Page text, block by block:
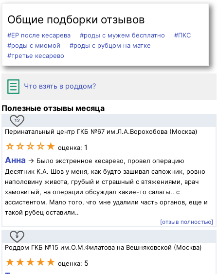
Общие подборки отзывов
#ЕР после кесарева #роды с мужем бесплатно
#ПКС
#роды с миомой
#роды с рубцом на матке
#третье кесарево
Что взять в роддом?
Полезные отзывы месяца
12
Перинатальный центр ГКБ №67 им.Л.А.Ворохобова (Москва)
☆☆☆☆★ оценка: 1
Анна → Было экстренное кесарево, провел операцию
Десятник К.А. Шов у меня, как будто зашивал сапожник, ровно
наполовину живота, грубый и страшный с втяжениями, врач
хамовитый, на операции обсуждал какие-то салаты.. с
ассистентом. Мало того, что мне удалили часть органов, еще и
такой рубец оставили..
[отзыв полностью]
9
Роддом ГКБ №15 им.О.М.Филатова на Вешняковской (Москва)
★★★★★ оценка: 5